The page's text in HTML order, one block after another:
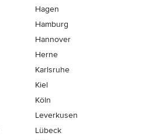
Hagen
Hamburg
Hannover
Herne
Karlsruhe
Kiel
Köln
Leverkusen
Lübeck